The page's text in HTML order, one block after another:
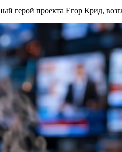
герой проекта Егор Крид,